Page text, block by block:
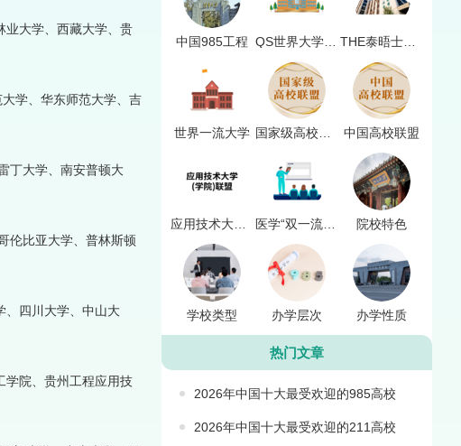
业大学、西藏大学、贵
学、华东师范大学、吉
丁大学、南安普顿大
伦比亚大学、普林斯顿
、四川大学、中山大
学院、贵州工程应用技
中国985工程 QS世界大学排名 THE泰晤士高等教育世界大学排名
世界一流大学 国家级高校联盟 中国高校联盟
应用技术大学(学院)联盟 医学“双一流”建设联盟 院校特色
学校类型 办学层次 办学性质
热门文章
2026年中国十大最受欢迎的985高校
2026年中国十大最受欢迎的211高校